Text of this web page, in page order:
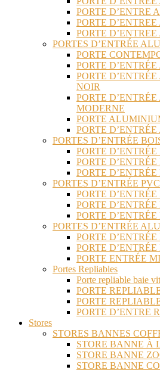
PORTE D’ENTRE
PORTE
PORTE
PORTES D’ENTRÉE
PORTE
PORTE
PORTE
NOIR
PORTE
MODERNE
PORTE
PORTE
PORTES D’ENTRÉE
PORTE
PORTE D’ENTRÉE
PORTE
PORTES D’ENTRÉE PVC
PORTE
PORTE
PORTE
PORTES D’ENTRÉE
PORTE
PORTE
PORTE ENTRÉE
Portes Repliables
Porte repliable baie
PORTE
PORTE
PORTE D’ENTRE
Stores
STORES BANNES
STORE BANNE À
STORE BANNE
STORE BANNE